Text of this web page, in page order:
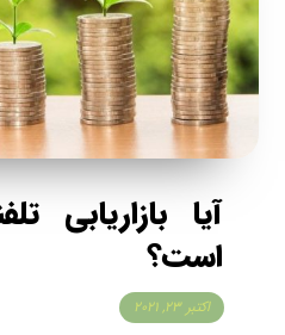
آیا بازاریابی
است؟
اکتبر ۲۳, ۲۰۲۱